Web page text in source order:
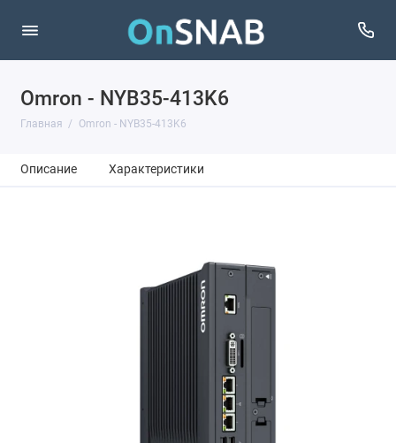
Omron - NYB35-413K6
Главная Omron - NYB35-413K6
Описание Характеристики